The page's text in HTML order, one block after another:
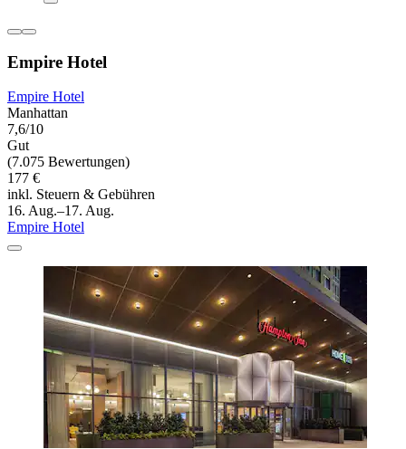
Empire Hotel
Empire Hotel
Manhattan
7,6/10
Gut
(7.075 Bewertungen)
177 €
inkl. Steuern & Gebühren
16. Aug.–17. Aug.
Empire Hotel